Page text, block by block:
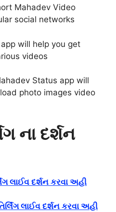
Mahadev Video
social networks
will help you get
videos
Status app will
photo images video
ના દર્શન
લાઈવ દર્શન કરવા અહી
લાઈવ દર્શન કરવા અહી